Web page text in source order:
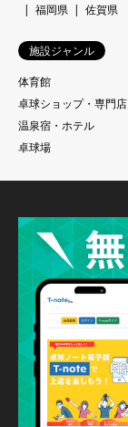
福岡県
佐賀県
施設ジャンル
体育館
卓球ショップ・専門店
温泉宿・ホテル
卓球場